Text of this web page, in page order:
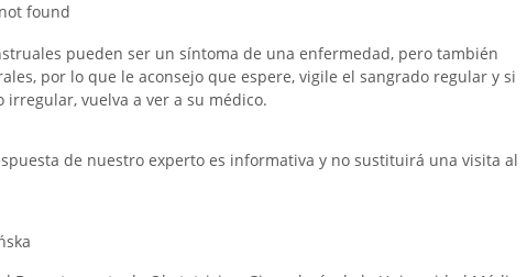
found
pueden ser un síntoma de una enfermedad, pero también
por lo que le aconsejo que espere, vigile el sangrado regular y si
irregular, vuelva a ver a su médico.
de nuestro experto es informativa y no sustituirá una visita al